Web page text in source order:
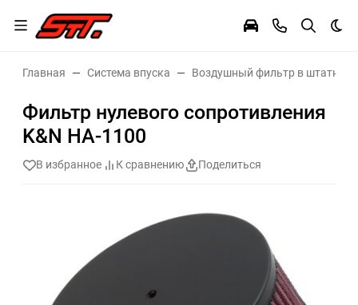
Главная Система впуска Воздушный фильтр в штатное
Фильтр нулевого сопротивления
K&N HA-1100
В избранное К сравнению Поделиться